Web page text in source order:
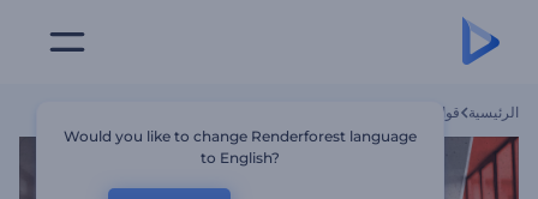
الرئيسية قوالب
Would you like to change Renderforest language
to English?